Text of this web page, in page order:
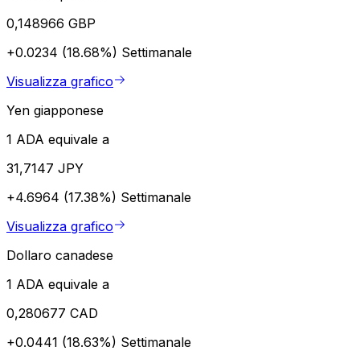
0,148966 GBP
+0.0234 (18.68%) Settimanale
Visualizza grafico
Yen giapponese
1 ADA equivale a
31,7147 JPY
+4.6964 (17.38%) Settimanale
Visualizza grafico
Dollaro canadese
1 ADA equivale a
0,280677 CAD
+0.0441 (18.63%) Settimanale